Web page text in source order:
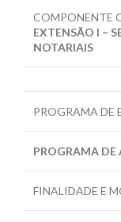
COMPONENTE
EXTENSÃO I –
NOTARIAIS
PROGRAMA DE
PROGRAMA DE
FINALIDADE E